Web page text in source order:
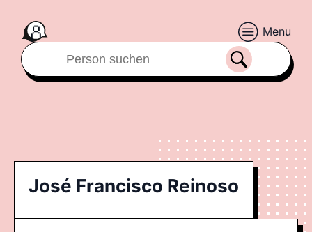
Menu
José Francisco Reinoso